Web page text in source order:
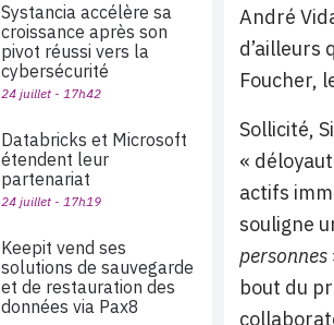
André
d’ailleurs
Foucher,
Sollicité,
«
actifs
souligne
personnes
bout du
Systancia accélère sa
croissance après son
pivot réussi vers la
cybersécurité
24 juillet - 17h42
Databricks et Microsoft
étendent leur
partenariat
24 juillet - 17h19
Keepit vend ses
solutions de sauvegarde
et de restauration des
données via Pax8